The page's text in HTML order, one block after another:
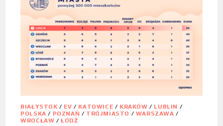
BIAŁYSTOK / EV / KATOWICE / KRAKÓW / LUBLIN /
POLSKA / POZNAŃ / TRÓJMIASTO / WARSZAWA /
WROCŁAW /ŁÓDŹ